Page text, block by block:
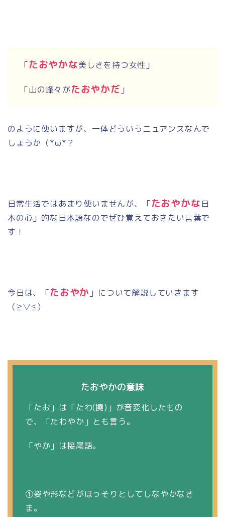
「たおやかな美しさを持つ女性」
「山の峰々がたおやかだ 」
のように使いますが、一体どういうニュアンスなんで
しょうか（*ω* ？
日常生活ではあまり使いませんが、「たおやかな日
本の心」的な日本語なのでぜひ覚えておきたい言葉で
す！
今日は、「たおやか 」について解説していきます
（ ≧▽≦）
たおやかの意味
「たお」は「たわ(撓) 」が音変化したもの
で、「たわやか」とも言う。
「やか」は接尾語。
①姿や形などがほっそりとしてしなやかなさ
ま。